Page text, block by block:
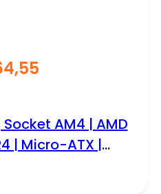
Socket AM4 | AMD
| Micro-ATX |